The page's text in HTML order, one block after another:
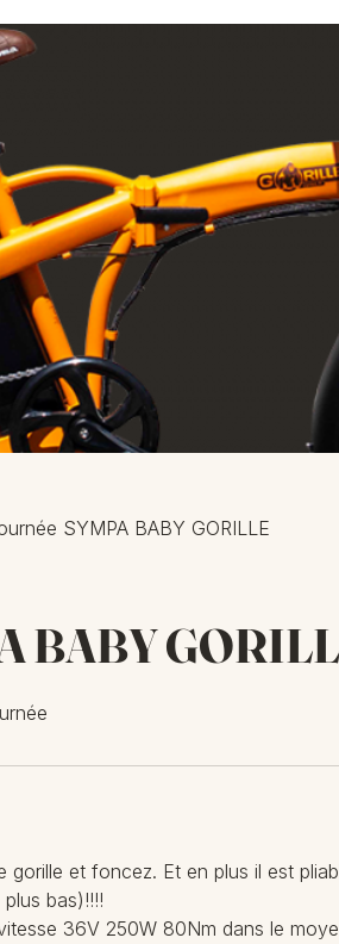
SYMPA BABY GORILLE
BABY
gorille et foncez. Et en plus il est
bas)!!!!
36V 250W 80Nm dans le